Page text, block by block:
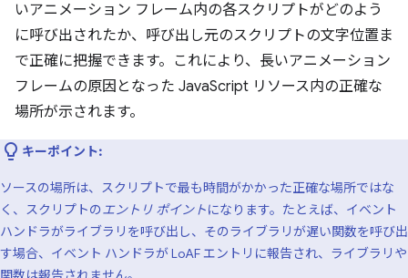
いアニメーション フレーム内の各スクリプトがどのよう
に呼び出されたか、呼び出し元のスクリプトの文字位置ま
で正確に把握できます。これにより、長いアニメーション
フレームの原因となった JavaScript リソース内の正確な
場所が示されます。
キーポイント:
ソースの場所は、スクリプトで最も時間がかかった正確な場所ではな
く、スクリプトのエントリ ポイントになります。たとえば、イベント
ハンドラがライブラリを呼び出し、そのライブラリが遅い関数を呼び出
す場合、イベント ハンドラが LoAF エントリに報告され、ライブラリや